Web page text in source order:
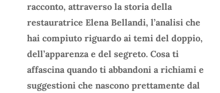
racconto, attraverso la storia della
restauratrice Elena Bellandi, l’analisi che
hai compiuto riguardo ai temi del doppio,
dell’apparenza e del segreto. Cosa ti
affascina quando ti abbandoni a richiami e
suggestioni che nascono prettamente dal